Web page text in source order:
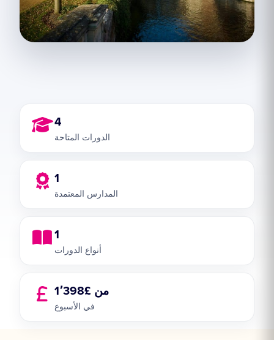
4
الدورات المتاحة
1
المدارس المعتمدة
1
أنواع الدورات
من £1٬398
في الأسبوع